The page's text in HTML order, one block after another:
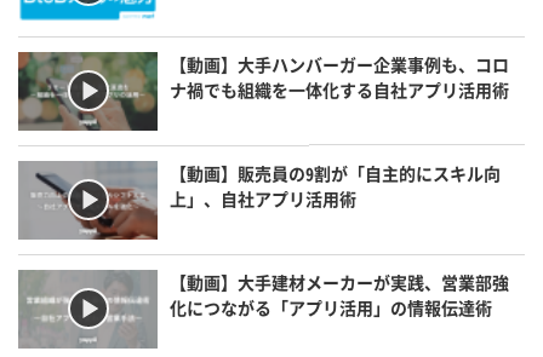
【動画】大手ハンバーガー企業事例も、コロ
ナ禍でも組織を一体化する自社アプリ活用術
【動画】販売員の9割が「自主的にスキル向
上」、自社アプリ活用術
【動画】大手建材メーカーが実践、営業部強
化につながる「アプリ活用」の情報伝達術